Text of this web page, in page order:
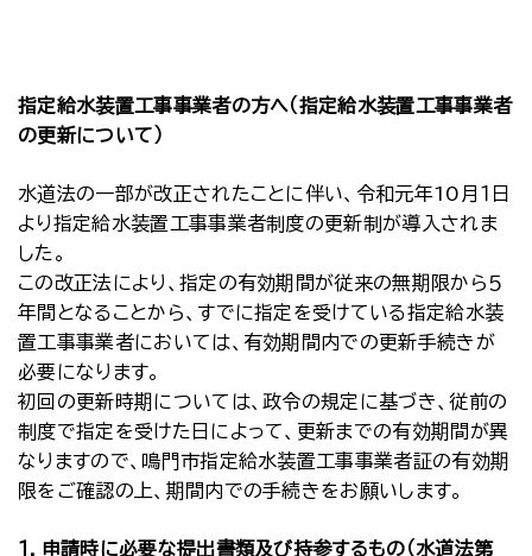
指定給水装置工事事業者の方へ（指定給水装置工事事業者
の更新について）
水道法の一部が改正されたことに伴い、令和元年10月１日
より指定給水装置工事事業者制度の更新制が導入されま
した。
この改正法により、指定の有効期間が従来の無期限から５
年間となることから、すでに指定を受けている指定給水装
置工事事業者においては、有効期間内での更新手続きが
必要になります。
初回の更新時期については、政令の規定に基づき、従前の
制度で指定を受けた日によって、更新までの有効期間が異
なりますので、鳴門市指定給水装置工事事業者証の有効期
限をご確認の上、期間内での手続きをお願いします。
１．申請時に必要な提出書類及び持参するもの（水道法第